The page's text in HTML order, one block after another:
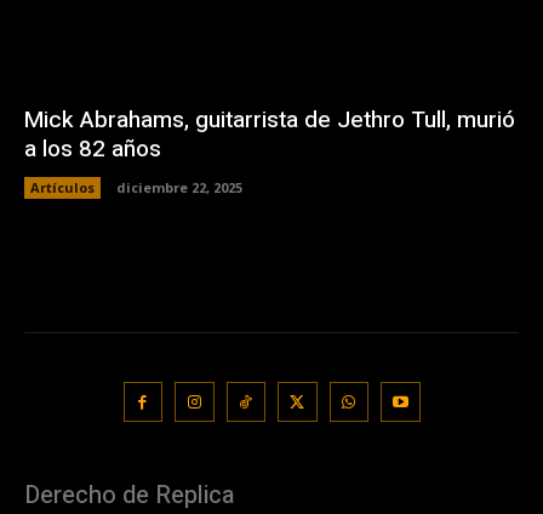
Mick Abrahams, guitarrista de Jethro Tull, murió
a los 82 años
Artículos diciembre 22, 2025
Derecho de Replica